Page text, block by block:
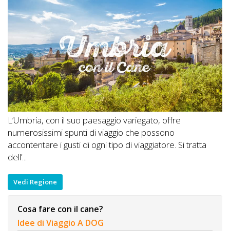
L’Umbria, con il suo paesaggio variegato, offre
numerosissimi spunti di viaggio che possono
accontentare i gusti di ogni tipo di viaggiatore. Si tratta
dell’...
Vedi Regione
Cosa fare con il cane?
Idee di Viaggio A DOG